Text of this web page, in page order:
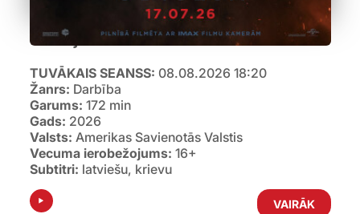
Odiseja
TUVĀKAIS SEANSS: 08.08.2026 18:20
Žanrs: Darbība
Garums: 172 min
Gads: 2026
Valsts: Amerikas Savienotās Valstis
Vecuma ierobežojums: 16+
Subtitri: latviešu, krievu
VAIRĀK